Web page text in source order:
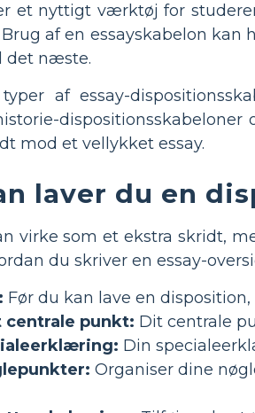
et nyttigt værktøj for
af en essayskabelon
det næste.
af essay-
mod et vellykket essay.
laver du en
virke som et ekstra skridt,
du skriver en essay-
Før du kan lave en
punkt: Dit centrale
Din
Organiser dine